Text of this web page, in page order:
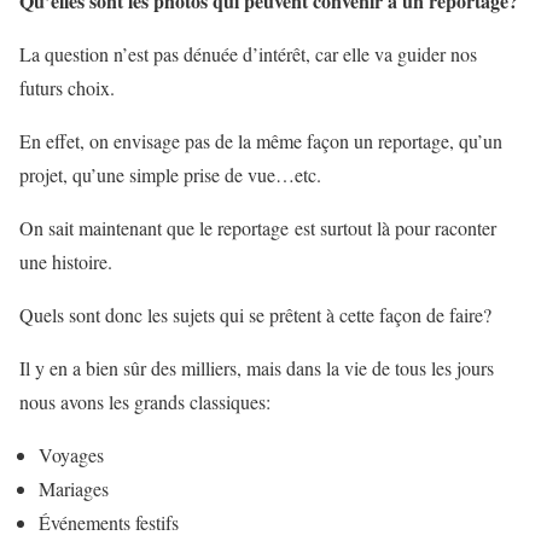
La question n’est pas dénuée d’intérêt, car elle va guider nos
futurs choix.
En effet, on envisage pas de la même façon un reportage, qu’un
projet, qu’une simple prise de vue…etc.
On sait maintenant que le reportage est surtout là pour raconter
une histoire.
Quels sont donc les sujets qui se prêtent à cette façon de faire?
Il y en a bien sûr des milliers, mais dans la vie de tous les jours
nous avons les grands classiques:
Voyages
Mariages
Événements festifs